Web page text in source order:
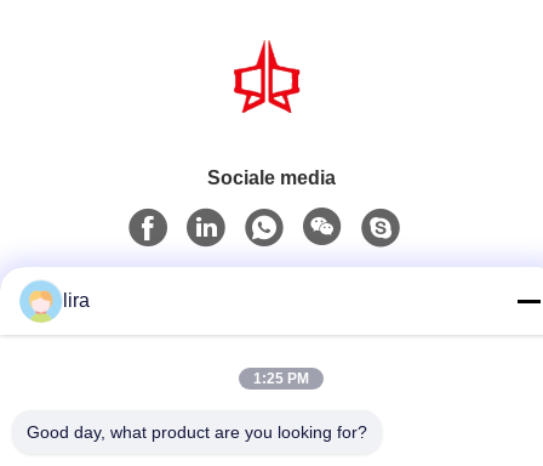
Sociale media
lira
1:25 PM
Good day, what product are you looking for?